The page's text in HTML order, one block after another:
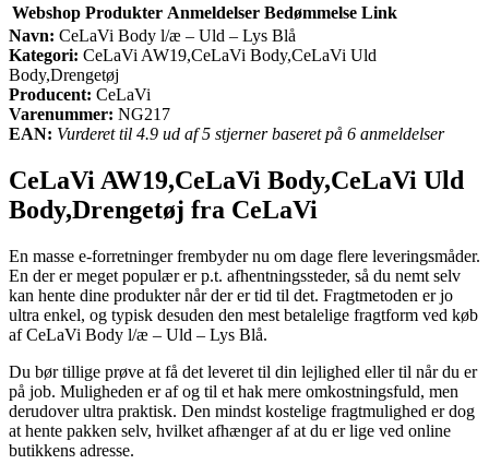
Webshop Produkter Anmeldelser Bedømmelse Link
Navn: CeLaVi Body l/æ – Uld – Lys Blå
Kategori: CeLaVi AW19,CeLaVi Body,CeLaVi Uld
Body,Drengetøj
Producent: CeLaVi
Varenummer: NG217
EAN: Vurderet til 4.9 ud af 5 stjerner baseret på 6 anmeldelser
CeLaVi AW19,CeLaVi Body,CeLaVi Uld
Body,Drengetøj fra CeLaVi
En masse e-forretninger frembyder nu om dage flere leveringsmåder.
En der er meget populær er p.t. afhentningssteder, så du nemt selv
kan hente dine produkter når der er tid til det. Fragtmetoden er jo
ultra enkel, og typisk desuden den mest betalelige fragtform ved køb
af CeLaVi Body l/æ – Uld – Lys Blå.
Du bør tillige prøve at få det leveret til din lejlighed eller til når du er
på job. Muligheden er af og til et hak mere omkostningsfuld, men
derudover ultra praktisk. Den mindst kostelige fragtmulighed er dog
at hente pakken selv, hvilket afhænger af at du er lige ved online
butikkens adresse.